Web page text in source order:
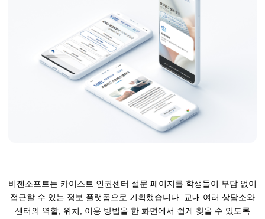
비젠소프트는 카이스트 인권센터 설문 페이지를 학생들이 부담 없이
접근할 수 있는 정보 플랫폼으로 기획했습니다. 교내 여러 상담소와
센터의 역할, 위치, 이용 방법을 한 화면에서 쉽게 찾을 수 있도록